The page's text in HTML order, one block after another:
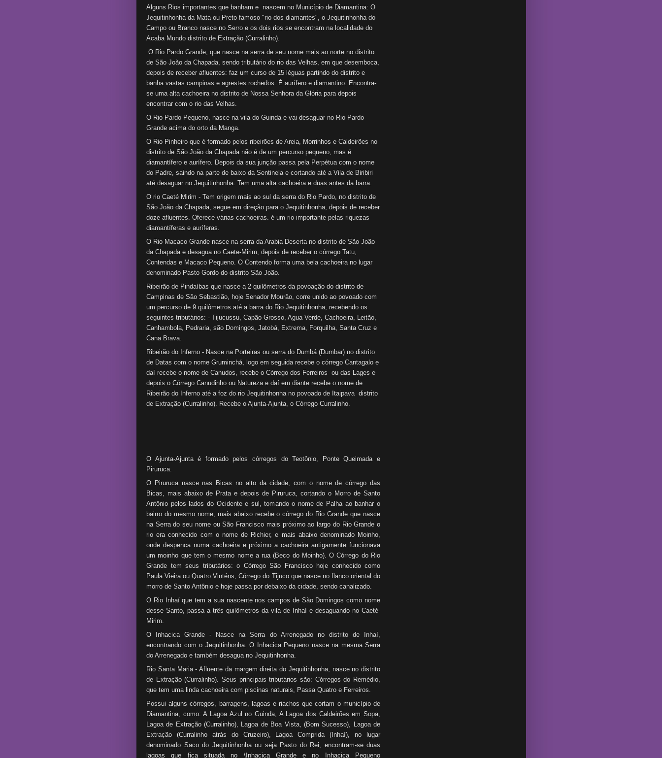
Alguns Rios importantes que banham e nascem no Município de Diamantina: O
Jequitinhonha da Mata ou Preto famoso "rio dos diamantes", o Jequitinhonha do
Campo ou Branco nasce no Serro e os dois rios se encontram na localidade do
Acaba Mundo distrito de Extração (Curralinho).
O Rio Pardo Grande, que nasce na serra de seu nome mais ao norte no distrito
de São João da Chapada, sendo tributário do rio das Velhas, em que desemboca,
depois de receber afluentes: faz um curso de 15 léguas partindo do distrito e
banha vastas campinas e agrestes rochedos. É aurífero e diamantino. Encontra-
se uma alta cachoeira no distrito de Nossa Senhora da Glória para depois
encontrar com o rio das Velhas.
O Rio Pardo Pequeno, nasce na vila do Guinda e vai desaguar no Rio Pardo
Grande acima do orto da Manga.
O Rio Pinheiro que é formado pelos ribeirões de Areia, Morrinhos e Caldeirões no
distrito de São João da Chapada não é de um percurso pequeno, mas é
diamantífero e aurífero. Depois da sua junção passa pela Perpétua com o nome
do Padre, saindo na parte de baixo da Sentinela e cortando até a Vila de Biribiri
até desaguar no Jequitinhonha. Tem uma alta cachoeira e duas antes da barra.
O rio Caeté Mirim - Tem origem mais ao sul da serra do Rio Pardo, no distrito de
São João da Chapada, segue em direção para o Jequitinhonha, depois de receber
doze afluentes. Oferece várias cachoeiras. é um rio importante pelas riquezas
diamantíferas e auríferas.
O Rio Macaco Grande nasce na serra da Arabia Deserta no distrito de São João
da Chapada e desagua no Caete-Mirim, depois de receber o córrego Tatu,
Contendas e Macaco Pequeno. O Contendo forma uma bela cachoeira no lugar
denominado Pasto Gordo do distrito São João.
Ribeirão de Pindaíbas que nasce a 2 quilômetros da povoação do distrito de
Campinas de São Sebastião, hoje Senador Mourão, corre unido ao povoado com
um percurso de 9 quilômetros até a barra do Rio Jequitinhonha, recebendo os
seguintes tributários: - Tijucussu, Capão Grosso, Agua Verde, Cachoeira, Leitão,
Canhambola, Pedraria, são Domingos, Jatobá, Extrema, Forquilha, Santa Cruz e
Cana Brava.
Ribeirão do Inferno - Nasce na Porteiras ou serra do Dumbá (Dumbar) no distrito
de Datas com o nome Gruminchá, logo em seguida recebe o córrego Cantagalo e
daí recebe o nome de Canudos, recebe o Córrego dos Ferreiros ou das Lages e
depois o Córrego Canudinho ou Natureza e daí em diante recebe o nome de
Ribeirão do Inferno até a foz do rio Jequitinhonha no povoado de Itaipava distrito
de Extração (Curralinho). Recebe o Ajunta-Ajunta, o Córrego Curralinho.
O Ajunta-Ajunta é formado pelos córregos do Teotônio, Ponte Queimada e
Piruruca.
O Piruruca nasce nas Bicas no alto da cidade, com o nome de córrego das
Bicas, mais abaixo de Prata e depois de Piruruca, cortando o Morro de Santo
Antônio pelos lados do Ocidente e sul, tomando o nome de Palha ao banhar o
bairro do mesmo nome, mais abaixo recebe o córrego do Rio Grande que nasce
na Serra do seu nome ou São Francisco mais próximo ao largo do Rio Grande o
rio era conhecido com o nome de Richier, e mais abaixo denominado Moinho,
onde despenca numa cachoeira e próximo a cachoeira antigamente funcionava
um moinho que tem o mesmo nome a rua (Beco do Moinho). O Córrego do Rio
Grande tem seus tributários: o Córrego São Francisco hoje conhecido como
Paula Vieira ou Quatro Vinténs, Córrego do Tijuco que nasce no flanco oriental do
morro de Santo Antônio e hoje passa por debaixo da cidade, sendo canalizado.
O Rio Inhaí que tem a sua nascente nos campos de São Domingos como nome
desse Santo, passa a três quilômetros da vila de Inhaí e desaguando no Caeté-
Mirim.
O Inhacica Grande - Nasce na Serra do Arrenegado no distrito de Inhaí,
encontrando com o Jequitinhonha. O Inhacica Pequeno nasce na mesma Serra
do Arrenegado e também desagua no Jequitinhonha.
Rio Santa Maria - Afluente da margem direita do Jequitinhonha, nasce no distrito
de Extração (Curralinho). Seus principais tributários são: Córregos do Remédio,
que tem uma linda cachoeira com piscinas naturais, Passa Quatro e Ferreiros.
Possui alguns córregos, barragens, lagoas e riachos que cortam o município de
Diamantina, como: A Lagoa Azul no Guinda, A Lagoa dos Caldeirões em Sopa,
Lagoa de Extração (Curralinho), Lagoa de Boa Vista, (Bom Sucesso), Lagoa de
Extração (Curralinho atrás do Cruzeiro), Lagoa Comprida (Inhaí), no lugar
denominado Saco do Jequitinhonha ou seja Pasto do Rei, encontram-se duas
lagoas que fica situada no \Inhacica Grande e no Inhacica Pequeno